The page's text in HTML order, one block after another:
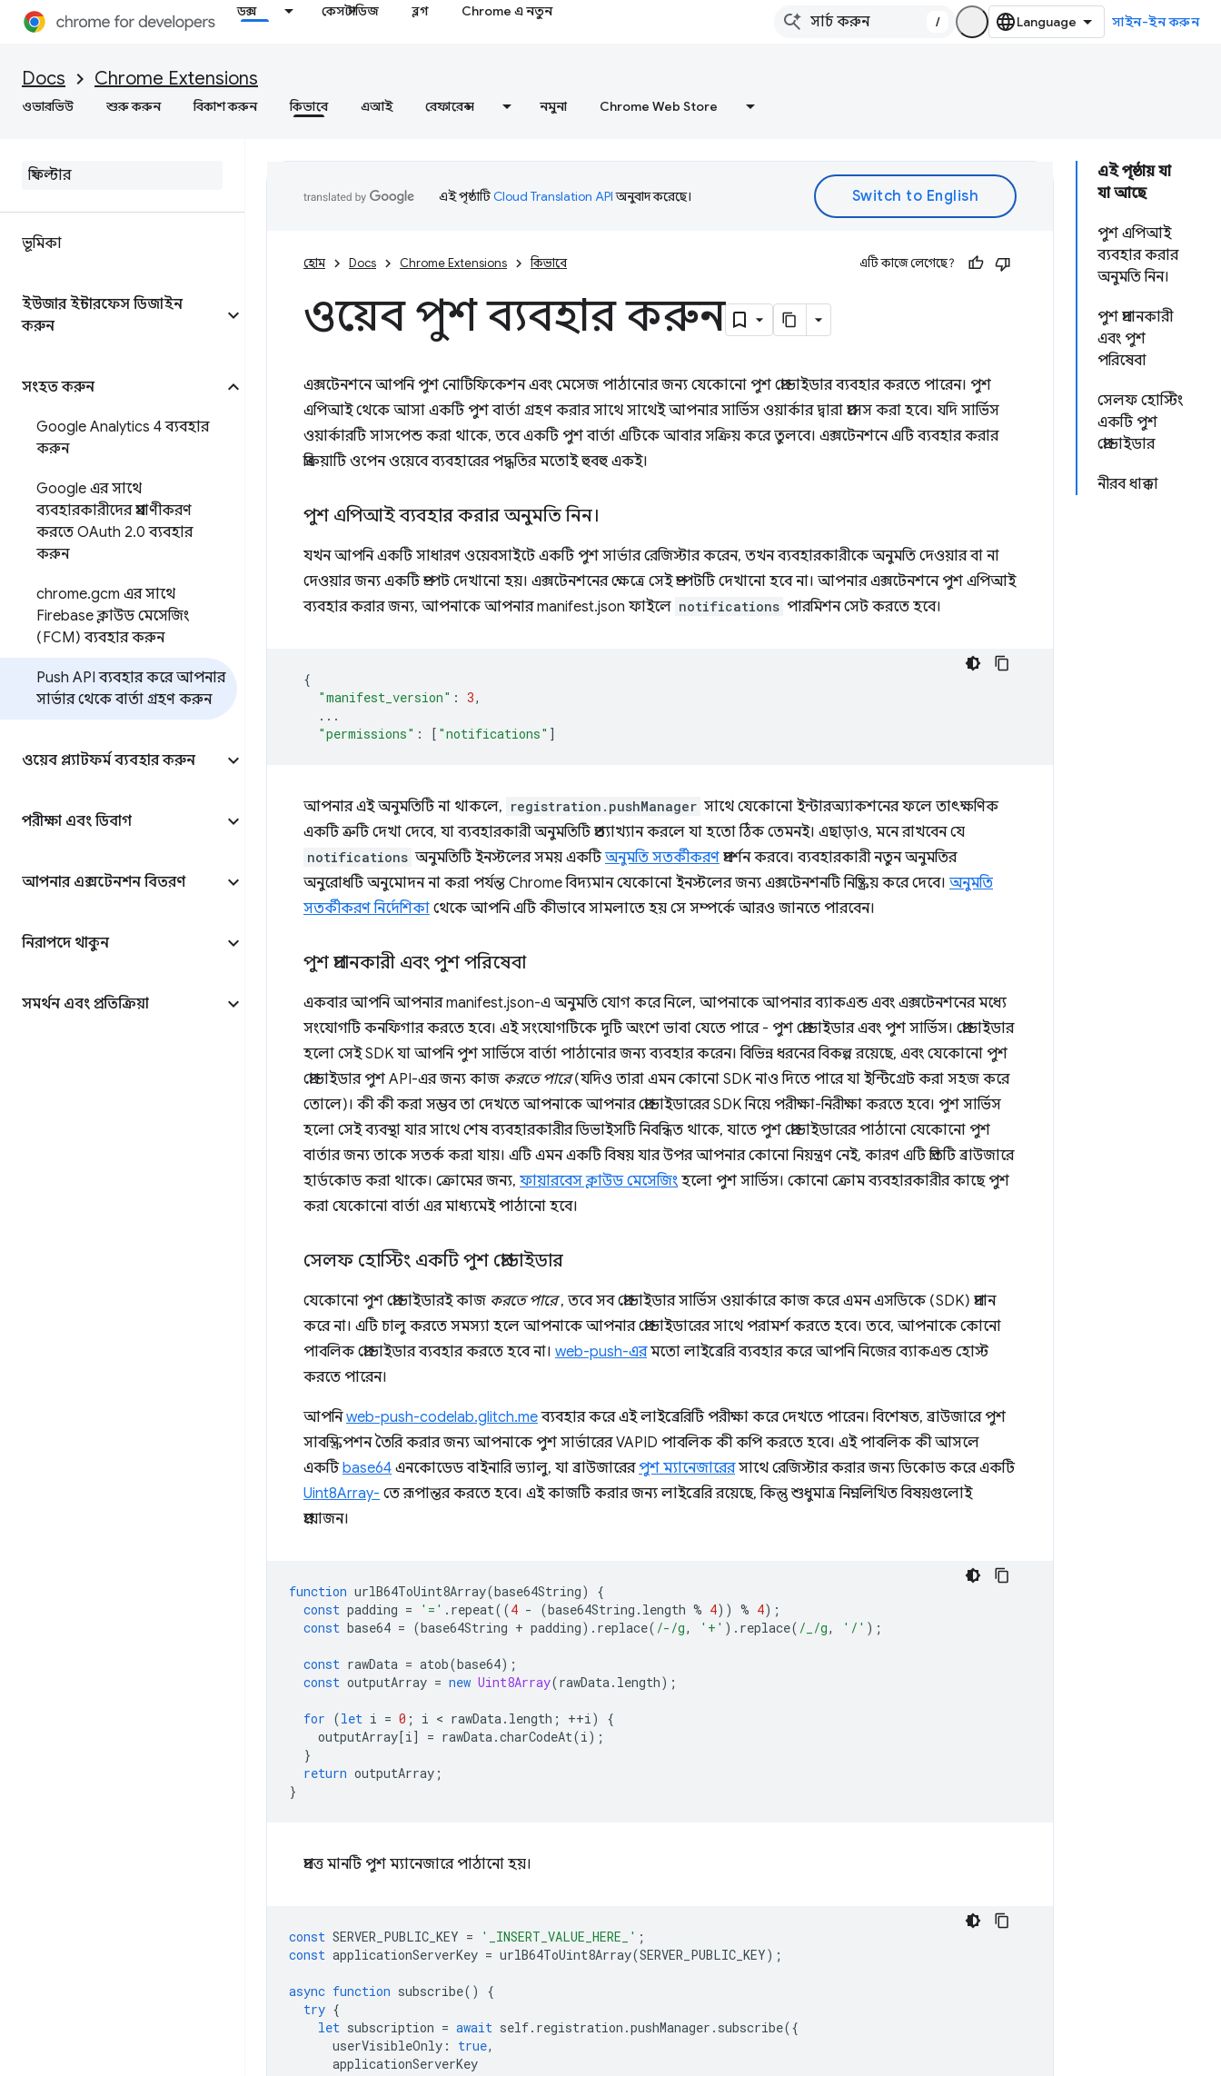
ডক্স কেস স্টাডিজ ব্লগ Chrome এ নতুন
/ সাইন-ইন করুন
Docs Chrome Extensions
ওভারভিউ শুরু করুন বিকাশ করুন কিভাবে এআই রেফারেন্স নমুনা Chrome Web Store
ভূমিকা
ইউজার ইন্টারফেস ডিজাইন
করুন
সংহত করুন
Google Analytics 4 ব্যবহার
করুন
Google এর সাথে
ব্যবহারকারীদের প্রমাণীকরণ
করতে OAuth 2.0 ব্যবহার
করুন
chrome.gcm এর সাথে
Firebase ক্লাউড মেসেজিং
(FCM) ব্যবহার করুন
Push API ব্যবহার করে আপনার
সার্ভার থেকে বার্তা গ্রহণ করুন
ওয়েব প্ল্যাটফর্ম ব্যবহার করুন
পরীক্ষা এবং ডিবাগ
আপনার এক্সটেনশন বিতরণ
নিরাপদে থাকুন
সমর্থন এবং প্রতিক্রিয়া
এই পৃষ্ঠায় যা
যা আছে
পুশ এপিআই
ব্যবহার করার
অনুমতি নিন।
পুশ প্রদানকারী
এবং পুশ
পরিষেবা
সেলফ হোস্টিং
একটি পুশ
প্রোভাইডার
নীরব ধাক্কা
এই পৃষ্ঠাটিCloud Translation APIঅনুবাদ করেছে।
হোম Docs Chrome Extensions কিভাবে এটি কাজে লেগেছে?
ওয়েব পুশ ব্যবহার করুন
এক্সটেনশনে আপনি পুশ নোটিফিকেশন এবং মেসেজ পাঠানোর জন্য যেকোনো পুশ প্রোভাইডার ব্যবহার করতে পারেন। পুশ
এপিআই থেকে আসা একটি পুশ বার্তা গ্রহণ করার সাথে সাথেই আপনার সার্ভিস ওয়ার্কার দ্বারা প্রসেস করা হবে। যদি সার্ভিস
ওয়ার্কারটি সাসপেন্ড করা থাকে, তবে একটি পুশ বার্তা এটিকে আবার সক্রিয় করে তুলবে। এক্সটেনশনে এটি ব্যবহার করার
প্রক্রিয়াটি ওপেন ওয়েবে ব্যবহারের পদ্ধতির মতোই হুবহু একই।
পুশ এপিআই ব্যবহার করার অনুমতি নিন।
যখন আপনি একটি সাধারণ ওয়েবসাইটে একটি পুশ সার্ভার রেজিস্টার করেন, তখন ব্যবহারকারীকে অনুমতি দেওয়ার বা না
দেওয়ার জন্য একটি প্রম্পট দেখানো হয়। এক্সটেনশনের ক্ষেত্রে সেই প্রম্পটটি দেখানো হবে না। আপনার এক্সটেনশনে পুশ এপিআই
ব্যবহার করার জন্য, আপনাকে আপনার manifest.json ফাইলে notifications পারমিশন সেট করতে হবে।
{
"manifest_version" : 3,
...
"permissions" : [ "notifications" ]
আপনার এই অনুমতিটি না থাকলে, registration.pushManager সাথে যেকোনো ইন্টারঅ্যাকশনের ফলে তাৎক্ষণিক
একটি ত্রুটি দেখা দেবে, যা ব্যবহারকারী অনুমতিটি প্রত্যাখ্যান করলে যা হতো ঠিক তেমনই। এছাড়াও, মনে রাখবেন যে
notifications অনুমতিটি ইনস্টলের সময় একটিঅনুমতি সতর্কীকরণ প্রদর্শন করবে। ব্যবহারকারী নতুন অনুমতির
অনুরোধটি অনুমোদন না করা পর্যন্ত Chrome বিদ্যমান যেকোনো ইনস্টলের জন্য এক্সটেনশনটি নিষ্ক্রিয় করে দেবে। অনুমতি
সতর্কীকরণ নির্দেশিকা থেকে আপনি এটি কীভাবে সামলাতে হয় সে সম্পর্কে আরও জানতে পারবেন।
পুশ প্রদানকারী এবং পুশ পরিষেবা
একবার আপনি আপনার manifest.json-এ অনুমতি যোগ করে নিলে, আপনাকে আপনার ব্যাকএন্ড এবং এক্সটেনশনের মধ্যে
সংযোগটি কনফিগার করতে হবে। এই সংযোগটিকে দুটি অংশে ভাবা যেতে পারে - পুশ প্রোভাইডার এবং পুশ সার্ভিস। প্রোভাইডার
হলো সেই SDK যা আপনি পুশ সার্ভিসে বার্তা পাঠানোর জন্য ব্যবহার করেন। বিভিন্ন ধরনের বিকল্প রয়েছে, এবং যেকোনো পুশ
প্রোভাইডার পুশ API-এর জন্য কাজ করতে পারে(যদিও তারা এমন কোনো SDK নাও দিতে পারে যা ইন্টিগ্রেট করা সহজ করে
তোলে)। কী কী করা সম্ভব তা দেখতে আপনাকে আপনার প্রোভাইডারের SDK নিয়ে পরীক্ষা-নিরীক্ষা করতে হবে। পুশ সার্ভিস
হলো সেই ব্যবস্থা যার সাথে শেষ ব্যবহারকারীর ডিভাইসটি নিবন্ধিত থাকে, যাতে পুশ প্রোভাইডারের পাঠানো যেকোনো পুশ
বার্তার জন্য তাকে সতর্ক করা যায়। এটি এমন একটি বিষয় যার উপর আপনার কোনো নিয়ন্ত্রণ নেই, কারণ এটি প্রতিটি ব্রাউজারে
হার্ডকোড করা থাকে। ক্রোমের জন্য, ফায়ারবেস ক্লাউড মেসেজিং হলো পুশ সার্ভিস। কোনো ক্রোম ব্যবহারকারীর কাছে পুশ
করা যেকোনো বার্তা এর মাধ্যমেই পাঠানো হবে।
সেলফ হোস্টিং একটি পুশ প্রোভাইডার
যেকোনো পুশ প্রোভাইডারই কাজ করতে পারে, তবে সব প্রোভাইডার সার্ভিস ওয়ার্কারে কাজ করে এমন এসডিকে (SDK) প্রদান
করে না। এটি চালু করতে সমস্যা হলে আপনাকে আপনার প্রোভাইডারের সাথে পরামর্শ করতে হবে। তবে, আপনাকে কোনো
পাবলিক প্রোভাইডার ব্যবহার করতে হবে না। web-push-এরমতো লাইব্রেরি ব্যবহার করে আপনি নিজের ব্যাকএন্ড হোস্ট
করতে পারেন।
আপনিweb-push-codelab.glitch.meব্যবহার করে এই লাইব্রেরিটি পরীক্ষা করে দেখতে পারেন। বিশেষত, ব্রাউজারে পুশ
সাবস্ক্রিপশন তৈরি করার জন্য আপনাকে পুশ সার্ভারের VAPID পাবলিক কী কপি করতে হবে। এই পাবলিক কী আসলে
একটিbase64 এনকোডেড বাইনারি ভ্যালু, যা ব্রাউজারেরপুশ ম্যানেজারেরসাথে রেজিস্টার করার জন্য ডিকোড করে একটি
Uint8Array- তে রূপান্তর করতে হবে। এই কাজটি করার জন্য লাইব্রেরি রয়েছে, কিন্তু শুধুমাত্র নিম্নলিখিত বিষয়গুলোই
প্রয়োজন।
function urlB64ToUint8Array(base64String)
{
const padding = '=' . repeat((4 - (base64String . length % 4)) % 4);
const base64 = (base64String + padding). replace( /-/g, '+' ). replace( /_/g, '/' );
const rawData = atob(base64);
const outputArray = new Uint8Array(rawData. length);
for (let i = 0 ; i < rawData. length ; ++i)
{
outputArray[i] = rawData.charCodeAt(i);
}
return outputArray ;
}
প্রদত্ত মানটি পুশ ম্যানেজারে পাঠানো হয়।
const SERVER_PUBLIC_KEY = '_INSERT_VALUE_HERE_' ;
const applicationServerKey = urlB64ToUint8Array(SERVER_PUBLIC_KEY);
async function subscribe()
{
try {
let subscription = await self. registration .pushManager . subscribe({
userVisibleOnly : true,
applicationServerKey